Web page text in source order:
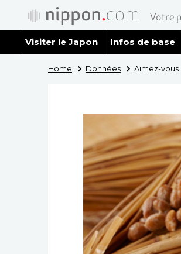
Visiter le Japon Infos de base
Home Données Aimez-